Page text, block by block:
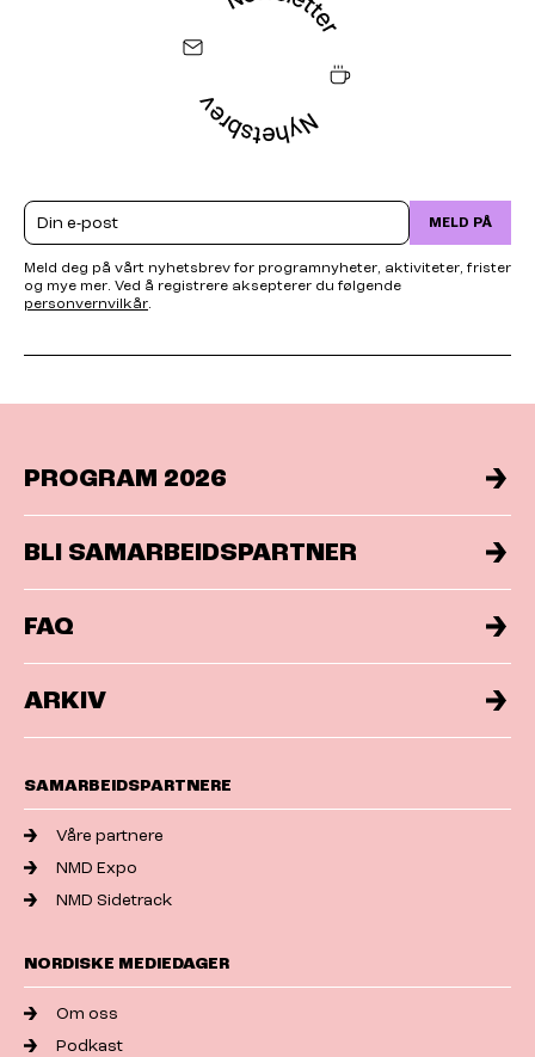
Email MELD PÅ
Meld deg på vårt nyhetsbrev for programnyheter, aktiviteter, frister
og mye mer. Ved å registrere aksepterer du følgende
personvernvilkår.
PROGRAM 2026
BLI SAMARBEIDSPARTNER
FAQ
ARKIV
SAMARBEIDSPARTNERE
Våre partnere
NMD Expo
NMD Sidetrack
NORDISKE MEDIEDAGER
Om oss
Podkast